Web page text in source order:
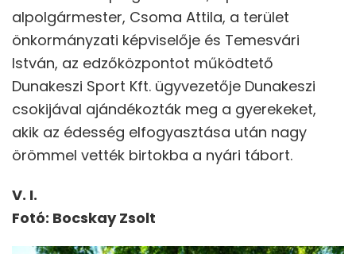
alpolgármester, Csoma Attila, a terület
önkormányzati képviselője és Temesvári
István, az edzőközpontot működtető
Dunakeszi Sport Kft. ügyvezetője Dunakeszi
csokijával ajándékozták meg a gyerekeket,
akik az édesség elfogyasztása után nagy
örömmel vették birtokba a nyári tábort.
V. I.
Fotó: Bocskay Zsolt